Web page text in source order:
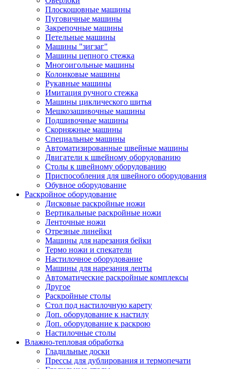
Плоскошовные машины
Пуговичные машины
Закрепочные машины
Петельные машины
Машины "зигзаг"
Машины цепного стежка
Многоигольные машины
Колонковые машины
Рукавные машины
Имитация ручного стежка
Машины циклического шитья
Мешкозашивочные машины
Подшивочные машины
Скорняжные машины
Специальные машины
Автоматизированные швейные машины
Двигатели к швейному оборудованию
Столы к швейному оборудованию
Приспособления для швейного оборудования
Обувное оборудование
Раскройное оборудование
Дисковые раскройные ножи
Вертикальные раскройные ножи
Ленточные ножи
Отрезные линейки
Машины для нарезания бейки
Термо ножи и спекатели
Настилочное оборудование
Машины для нарезания ленты
Автоматические раскройные комплексы
Другое
Раскройные столы
Стол под настилочную карету
Доп. оборудование к настилу
Доп. оборудование к раскрою
Настилочные столы
Влажно-тепловая обработка
Гладильные доски
Прессы для дублирования и термопечати